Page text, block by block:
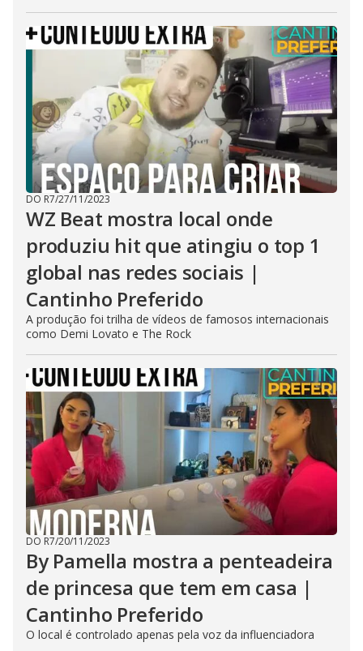
DO R7/27/11/2023
WZ Beat mostra local onde
produziu hit que atingiu o top 1
global nas redes sociais |
Cantinho Preferido
A produção foi trilha de vídeos de famosos internacionais
como Demi Lovato e The Rock
DO R7/20/11/2023
By Pamella mostra a penteadeira
de princesa que tem em casa |
Cantinho Preferido
O local é controlado apenas pela voz da influenciadora